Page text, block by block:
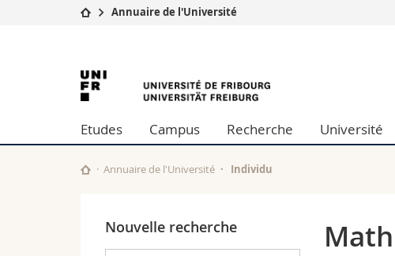
Etudes
Campus
Université
Formation continue
Lettres et
Sciences de
Annuaire de l'Université
University
of
Fribourg
Etudes Campus Recherche Université
Annuaire de l'Université Individu
Nouvelle recherche